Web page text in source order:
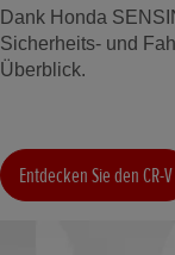
Dank Honda
Sicherheits- und
Überblick.
Entdecken Sie den CR-V